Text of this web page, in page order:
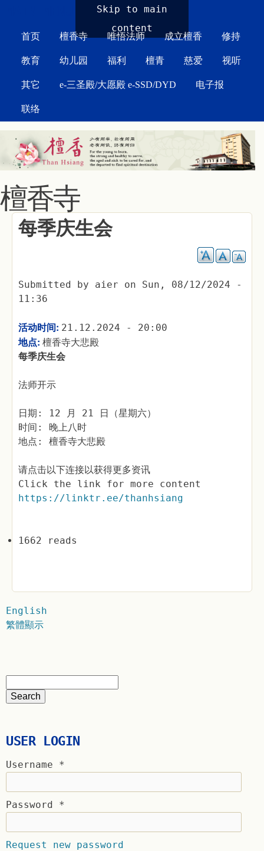
Skip to main
content
首页 檀香寺 唯悟法师 成立檀香 修持
教育 幼儿园 福利 檀青 慈爱 视听
其它 e-三圣殿/大愿殿 e-SSD/DYD 电子报
联络
檀香寺
每季庆生会
Submitted by aier on Sun, 08/12/2024 -
11:36
活动时间: 21.12.2024 - 20:00
地点: 檀香寺大悲殿
每季庆生会
法师开示
日期: 12 月 21 日（星期六）
时间: 晚上八时
地点: 檀香寺大悲殿
请点击以下连接以获得更多资讯
Click the link for more content
https://linktr.ee/thanhsiang
1662 reads
English
繁體顯示
USER LOGIN
Username *
Password *
Request new password